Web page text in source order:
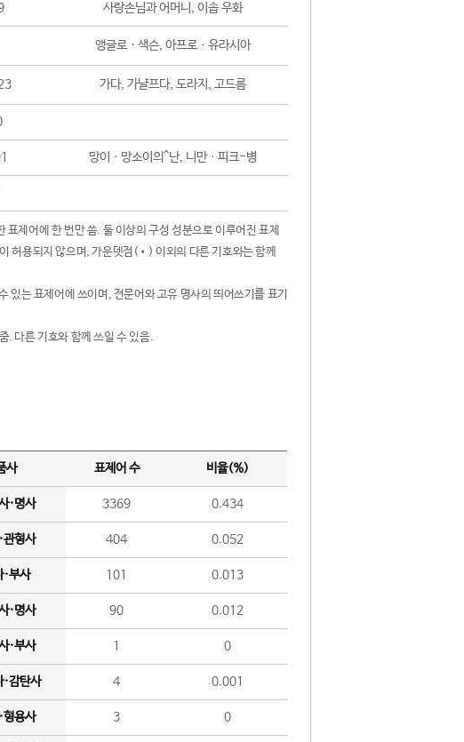
사랑손님과 어머니, 이솝 우화
앵글로ㆍ색슨, 아프로ㆍ유라시아
가다, 가냘프다, 도라지, 고드름
망이ㆍ망소이의^난, 니만ㆍ피크-병
제어에 한 번만 씀. 둘 이상의 구성 성분으로 이루어진 표제
허용되지 않으며, 가운뎃점(•) 이외의 다른 기호와는 함께
는 표제어에 쓰이며, 전문어와 고유 명사의 띄어쓰기를 표기
. 다른 기호와 함께 쓰일 수 있음.
사 표제어 수 비율(%)
·명사 3369 0.434
관형사 404 0.052
·부사 101 0.013
·명사 90 0.012
·부사 1 0
·감탄사 4 0.001
형용사 3 0